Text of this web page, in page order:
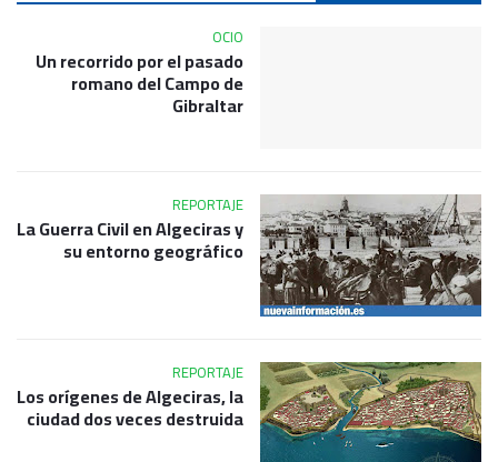
OCIO
Un recorrido por el pasado
romano del Campo de
Gibraltar
REPORTAJE
La Guerra Civil en Algeciras y
su entorno geográfico
REPORTAJE
Los orígenes de Algeciras, la
ciudad dos veces destruida